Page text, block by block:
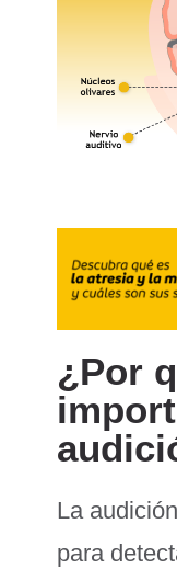
¿Por
La
para